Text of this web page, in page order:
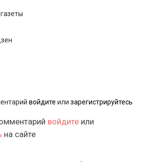
войдите или зарегистрируйтесь
войдите или
на сайте